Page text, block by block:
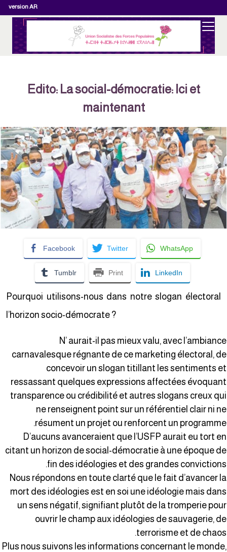
version AR
Edito: La social-démocratie: Ici et
maintenant
Facebook Twitter WhatsApp
Tumblr Print LinkedIn
Pourquoi utilisons-nous dans notre slogan électoral
l’horizon socio-démocrate ?
N’ aurait-il pas mieux valu, avec
carnavalesque régnante de ce marketing électoral,
concevoir un slogan titillant les sentiments
ressassant quelques expressions affectées
transparence ou crédibilité et autres slogans creux
ne renseignent point sur un référentiel clair ni
résument un projet ou renforcent un
D’aucuns avanceraient que l’USFP aurait eu tort
citant un horizon de social-démocratie à une époque
fin des idéologies et des grandes
Nous répondons en toute clarté que le fait d’avancer
mort des idéologies est en soi une idéologie mais
un sens négatif, signifiant plutôt de la tromperie
ouvrir le champ aux idéologies de sauvagerie,
terrorisme et de
Plus nous suivons les informations concernant le